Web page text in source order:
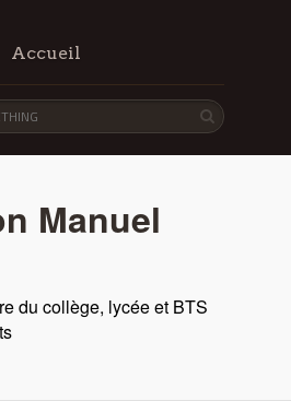
Accueil
Manuel
du collège, lycée et BTS